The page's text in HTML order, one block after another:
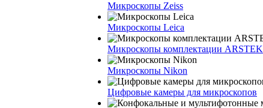
Микроскопы Zeiss
Микроскопы Leica
Микроскопы комплектации ARSTEK
Микроскопы Nikon
Цифровые камеры для микроскопов